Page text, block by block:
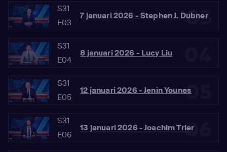
03
S31
E03
7 januari 2026 - Stephen J. Dubner
S31
E04
8 januari 2026 - Lucy Liu
05
S31
E05
12 januari 2026 - Jenin Younes
06
S31
E06
13 januari 2026 - Joachim Trier